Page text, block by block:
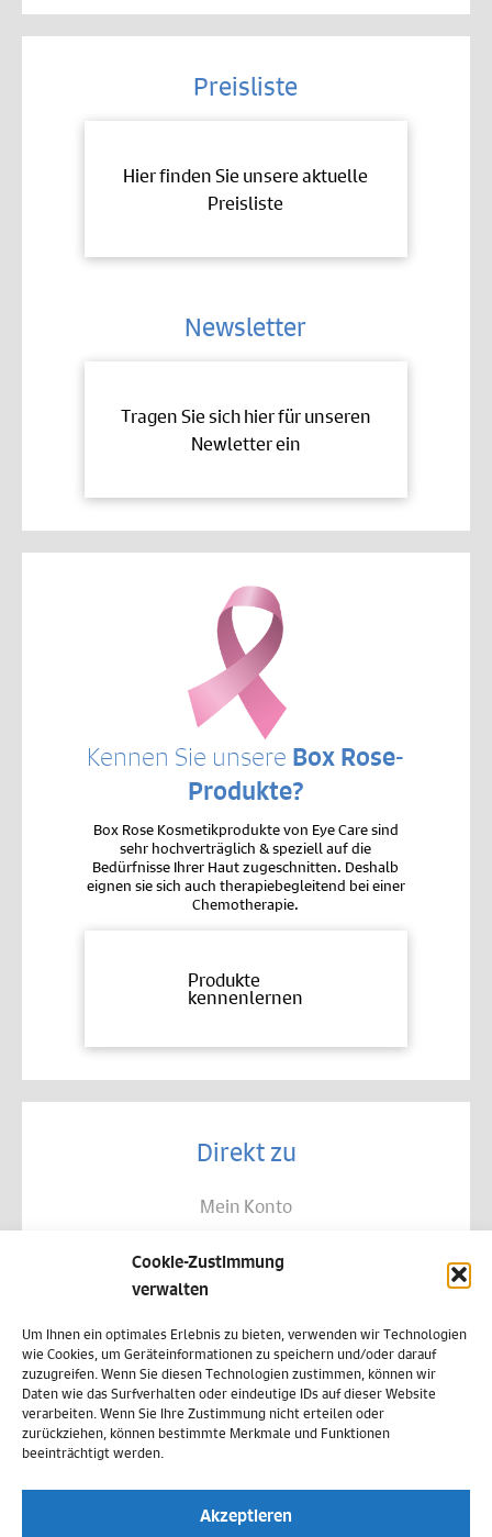
Cookie-Zustimmung
verwalten
Um Ihnen ein optimales Erlebnis zu bieten, verwenden wir Technologien
wie Cookies, um Geräteinformationen zu speichern und/oder darauf
zuzugreifen. Wenn Sie diesen Technologien zustimmen, können wir
Daten wie das Surfverhalten oder eindeutige IDs auf dieser Website
verarbeiten. Wenn Sie Ihre Zustimmung nicht erteilen oder
zurückziehen, können bestimmte Merkmale und Funktionen
beeinträchtigt werden.
Akzeptieren
Preisliste
Hier finden Sie unsere aktuelle
Preisliste
Newsletter
Tragen Sie sich hier für unseren
Newletter ein
Kennen Sie unsere Box Rose-
Produkte?
Box Rose Kosmetikprodukte von Eye Care sind
sehr hochverträglich & speziell auf die
Bedürfnisse Ihrer Haut zugeschnitten. Deshalb
eignen sie sich auch therapiebegleitend bei einer
Chemotherapie.
Produkte
kennenlernen
Direkt zu
Mein Konto
Allgemeine Geschäftsbedingungen
Datenschutz
Widerruf
Zahlungsweisen
Versand & Lieferung
Cookie-Richtlinie (EU)